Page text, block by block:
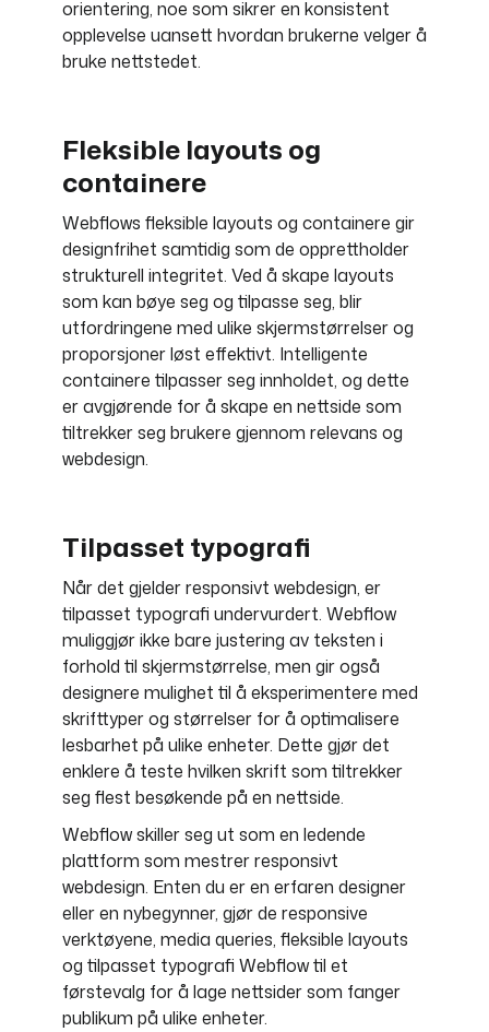
orientering, noe som sikrer en konsistent
opplevelse uansett hvordan brukerne velger å
bruke nettstedet.
Fleksible layouts og
containere
Webflows fleksible layouts og containere gir
designfrihet samtidig som de opprettholder
strukturell integritet. Ved å skape layouts
som kan bøye seg og tilpasse seg, blir
utfordringene med ulike skjermstørrelser og
proporsjoner løst effektivt. Intelligente
containere tilpasser seg innholdet, og dette
er avgjørende for å skape en nettside som
tiltrekker seg brukere gjennom relevans og
webdesign.
Tilpasset typografi
Når det gjelder responsivt webdesign, er
tilpasset typografi undervurdert. Webflow
muliggjør ikke bare justering av teksten i
forhold til skjermstørrelse, men gir også
designere mulighet til å eksperimentere med
skrifttyper og størrelser for å optimalisere
lesbarhet på ulike enheter. Dette gjør det
enklere å teste hvilken skrift som tiltrekker
seg flest besøkende på en nettside.
Webflow skiller seg ut som en ledende
plattform som mestrer responsivt
webdesign. Enten du er en erfaren designer
eller en nybegynner, gjør de responsive
verktøyene, media queries, fleksible layouts
og tilpasset typografi Webflow til et
førstevalg for å lage nettsider som fanger
publikum på ulike enheter.